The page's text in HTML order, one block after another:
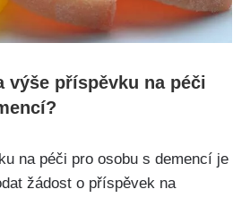
výše příspěvku na péči
na péči pro osobu s demencí je
žádost o příspěvek na